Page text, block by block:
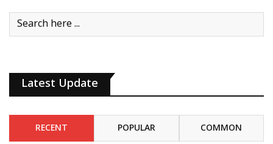
Latest Update
RECENT POPULAR COMMON